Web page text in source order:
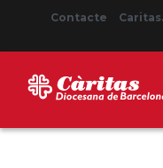
Contacte